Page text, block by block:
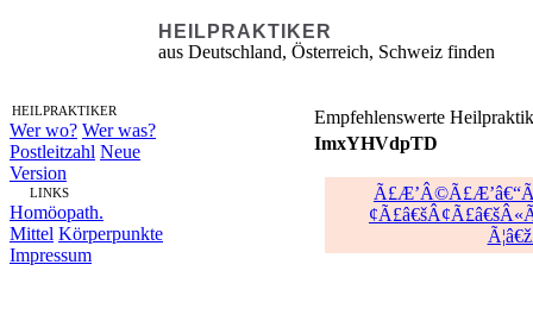
HEILPRAKTIKER
aus Deutschland, Österreich, Schweiz finden
HEILPRAKTIKER
Wer wo? Wer was?
Postleitzahl Neue
Version
LINKS
Homöopath.
Mittel Körperpunkte
Impressum
Empfehlenswerte
ImxYHVdpTD